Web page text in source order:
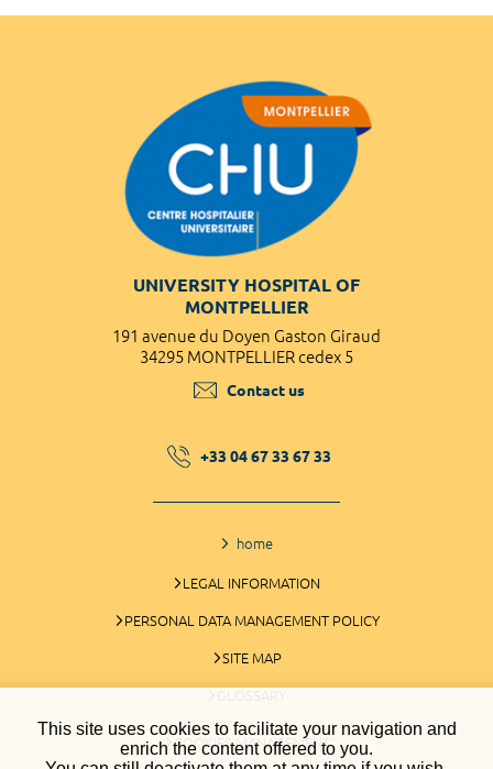
This site uses cookies to facilitate your navigation and
enrich the content offered to you.
UNIVERSITY HOSPITAL OF
MONTPELLIER
191 avenue du Doyen Gaston Giraud
34295 MONTPELLIER cedex 5
Contact us
+33 04 67 33 67 33
home
LEGAL INFORMATION
PERSONAL DATA MANAGEMENT POLICY
SITE MAP
GLOSSARY
COOKIES MANAGEMENT